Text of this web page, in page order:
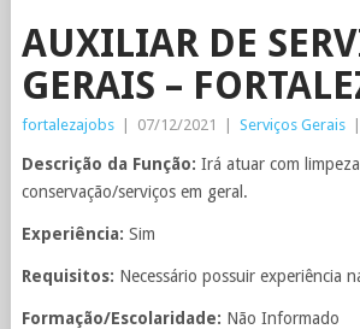
AUXILIAR DE
GERAIS –
fortalezajobs 07/12/2021 Serviços Gerais
Descrição da Função: Irá atuar com
conservação/serviços em geral.
Experiência: Sim
Requisitos: Necessário possuir experiência
Formação/Escolaridade: Não Informado